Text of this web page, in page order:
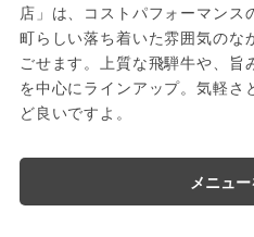
店」は、コストパフォーマンス
町らしい落ち着いた雰囲気のな
ごせます。上質な飛騨牛や、旨
を中心にラインアップ。気軽さ
ど良いですよ。
メニュ